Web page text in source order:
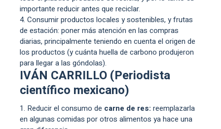
importante reducir antes que reciclar.
Consumir productos locales y sostenibles, y frutas
de estación: poner más atención en las compras
diarias, principalmente teniendo en cuenta el origen de
los productos (y cuánta huella de carbono produjeron
para llegar a las góndolas).
IVÁN CARRILLO (Periodista
científico mexicano)
Reducir el consumo de carne de res: reemplazarla
en algunas comidas por otros alimentos ya hace una